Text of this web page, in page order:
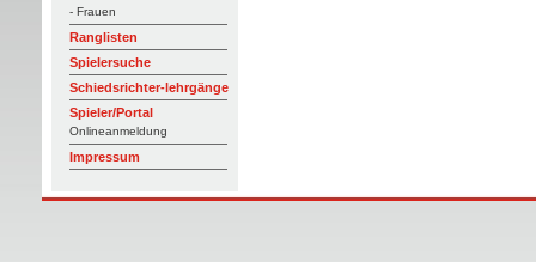
- Frauen
Ranglisten
Spielersuche
Schiedsrichter-lehrgänge
Spieler/Portal
Onlineanmeldung
Impressum